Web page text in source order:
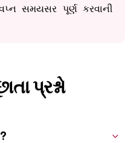
સમયસર પૂર્ણ કરવાની
પ્રશ્નો